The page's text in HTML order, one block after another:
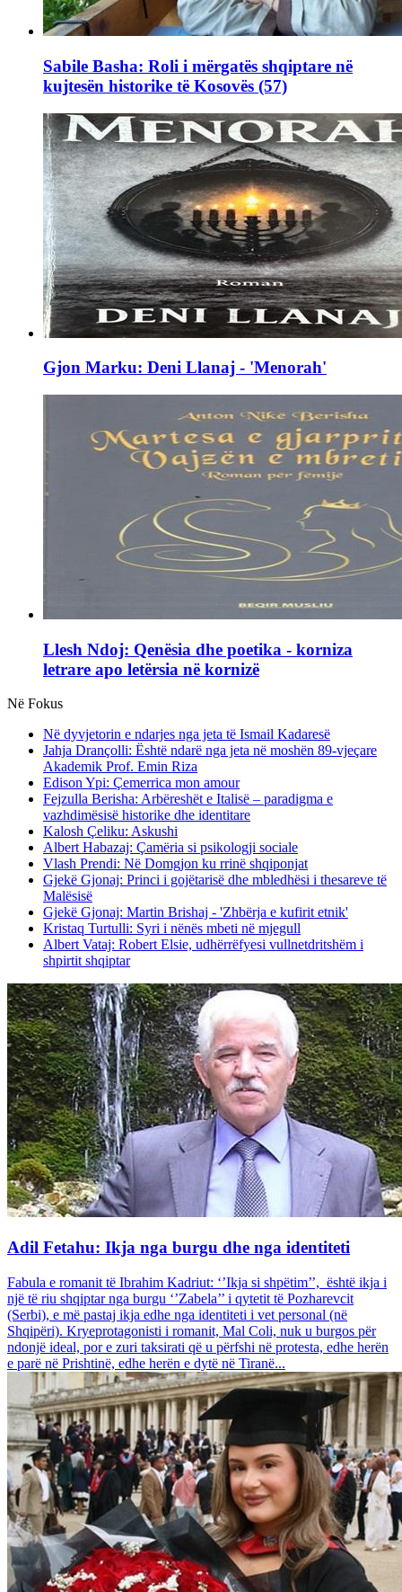
Sabile Basha: Roli i mërgatës shqiptare në
kujtesën historike të Kosovës (57)
Gjon Marku: Deni Llanaj - 'Menorah'
Llesh Ndoj: Qenësia dhe poetika - korniza
letrare apo letërsia në kornizë
Në Fokus
Në dyvjetorin e ndarjes nga jeta të Ismail Kadaresë
Jahja Drançolli: Është ndarë nga jeta në moshën 89-vjeçare
Akademik Prof. Emin Riza
Edison Ypi: Çemerrica mon amour
Fejzulla Berisha: Arbëreshët e Italisë – paradigma e
vazhdimësisë historike dhe identitare
Kalosh Çeliku: Askushi
Albert Habazaj: Çamëria si psikologji sociale
Vlash Prendi: Në Domgjon ku rrinë shqiponjat
Gjekë Gjonaj: Princi i gojëtarisë dhe mbledhësi i thesareve të
Malësisë
Gjekë Gjonaj: Martin Brishaj - 'Zhbërja e kufirit etnik'
Kristaq Turtulli: Syri i nënës mbeti në mjegull
Albert Vataj: Robert Elsie, udhërrëfyesi vullnetdritshëm i
shpirtit shqiptar
Adil Fetahu: Ikja nga burgu dhe nga identiteti
Fabula e romanit të Ibrahim Kadriut: ‘’Ikja si shpëtim’’, është ikja i
një të riu shqiptar nga burgu ‘’Zabela’’ i qytetit të Pozharevcit
(Serbi), e më pastaj ikja edhe nga identiteti i vet personal (në
Shqipëri). Kryeprotagonisti i romanit, Mal Coli, nuk u burgos për
ndonjë ideal, por e zuri taksirati që u përfshi në protesta, edhe herën
e parë në Prishtinë, edhe herën e dytë në Tiranë...